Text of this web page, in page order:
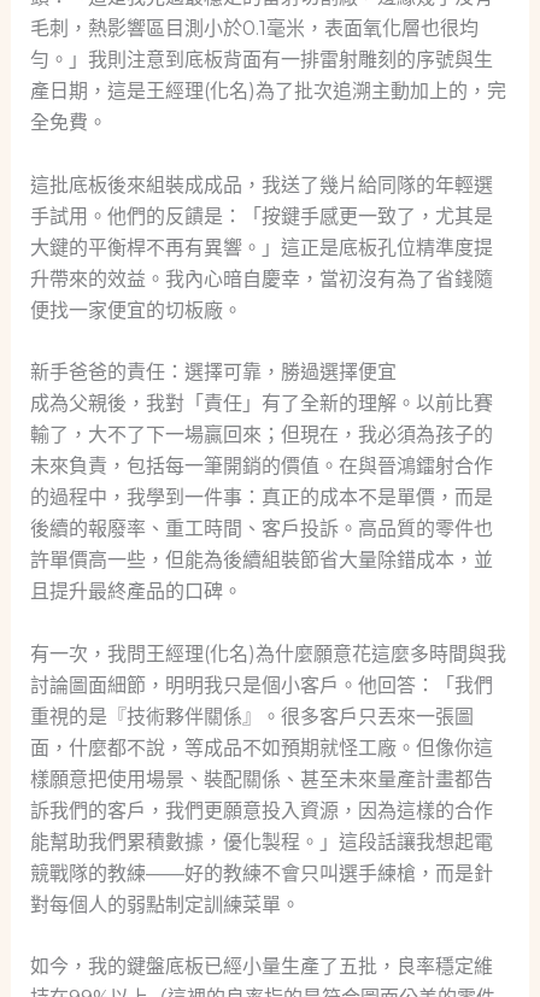
毛刺，熱影響區目測小於0.1毫米，表面氧化層也很均
勻。」我則注意到底板背面有一排雷射雕刻的序號與生
產日期，這是王經理(化名)為了批次追溯主動加上的，完
全免費。
這批底板後來組裝成成品，我送了幾片給同隊的年輕選
手試用。他們的反饋是：「按鍵手感更一致了，尤其是
大鍵的平衡桿不再有異響。」這正是底板孔位精準度提
升帶來的效益。我內心暗自慶幸，當初沒有為了省錢隨
便找一家便宜的切板廠。
新手爸爸的責任：選擇可靠，勝過選擇便宜
成為父親後，我對「責任」有了全新的理解。以前比賽
輸了，大不了下一場贏回來；但現在，我必須為孩子的
未來負責，包括每一筆開銷的價值。在與晉鴻鐳射合作
的過程中，我學到一件事：真正的成本不是單價，而是
後續的報廢率、重工時間、客戶投訴。高品質的零件也
許單價高一些，但能為後續組裝節省大量除錯成本，並
且提升最終產品的口碑。
有一次，我問王經理(化名)為什麼願意花這麼多時間與我
討論圖面細節，明明我只是個小客戶。他回答：「我們
重視的是『技術夥伴關係』。很多客戶只丟來一張圖
面，什麼都不說，等成品不如預期就怪工廠。但像你這
樣願意把使用場景、裝配關係、甚至未來量產計畫都告
訴我們的客戶，我們更願意投入資源，因為這樣的合作
能幫助我們累積數據，優化製程。」這段話讓我想起電
競戰隊的教練——好的教練不會只叫選手練槍，而是針
對每個人的弱點制定訓練菜單。
如今，我的鍵盤底板已經小量生產了五批，良率穩定維